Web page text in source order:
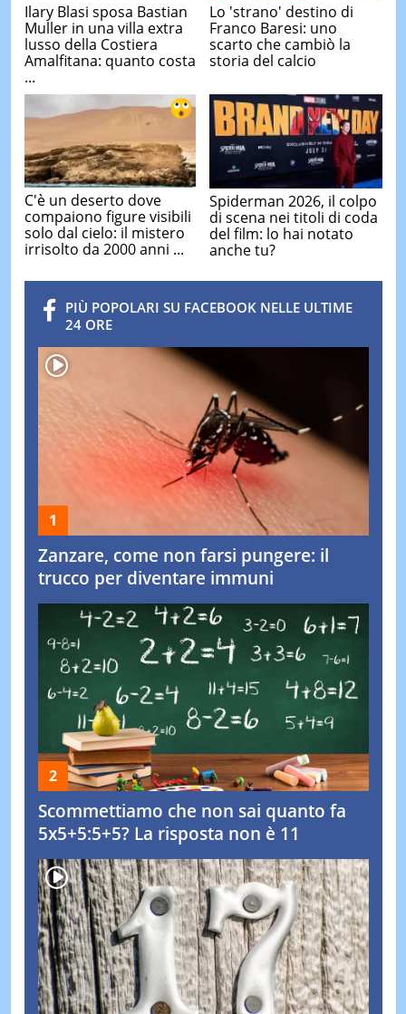
Ilary Blasi sposa Bastian
Muller in una villa extra
lusso della Costiera
Amalfitana: quanto costa
...
Lo 'strano' destino di
Franco Baresi: uno
scarto che cambiò la
storia del calcio
C'è un deserto dove
compaiono figure visibili
solo dal cielo: il mistero
irrisolto da 2000 anni ...
Spiderman 2026, il colpo
di scena nei titoli di coda
del film: lo hai notato
anche tu?
PIÙ POPOLARI SU FACEBOOK NELLE ULTIME
24 ORE
Zanzare, come non farsi pungere: il
trucco per diventare immuni
Scommettiamo che non sai quanto fa
5x5+5:5+5? La risposta non è 11